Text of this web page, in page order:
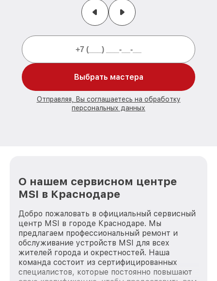
Выбрать мастера
Отправляя, Вы соглашаетесь на обработку
персональных данных
О нашем сервисном центре
MSI в Краснодаре
Добро пожаловать в официальный сервисный
центр MSI в городе Краснодаре. Мы
предлагаем профессиональный ремонт и
обслуживание устройств MSI для всех
жителей города и окрестностей. Наша
команда состоит из сертифицированных
специалистов, которые постоянно повышают